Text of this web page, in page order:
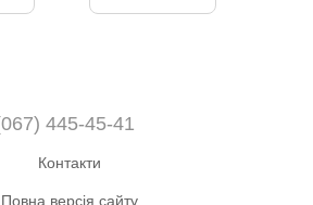
445-45-41
Контакти
Повна версія сайту